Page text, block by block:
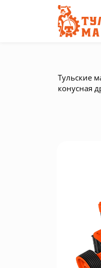
Тульские
конусная